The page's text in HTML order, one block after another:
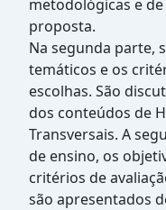
metodológicas e
proposta.
Na segunda parte,
temáticos e os
escolhas. São
dos conteúdos de
Transversais. A
de ensino, os
critérios de
são apresentados